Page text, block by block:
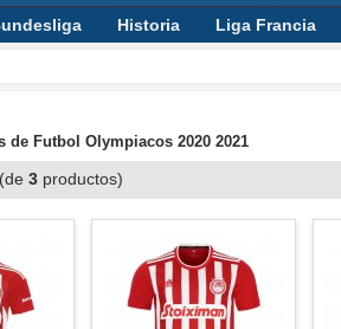
Historia Liga Francia
de Futbol Olympiacos 2020 2021
(de 3 productos)